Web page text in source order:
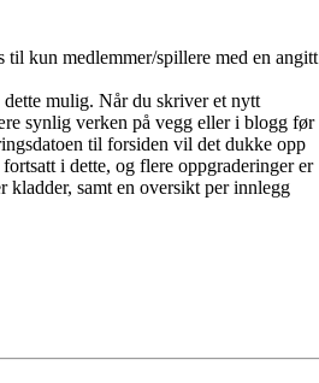
til kun medlemmer/spillere med en angitt
mulig. Når du skriver et nytt
synlig verken på vegg eller i blogg før
til forsiden vil det dukke opp
i dette, og flere oppgraderinger er
kladder, samt en oversikt per innlegg